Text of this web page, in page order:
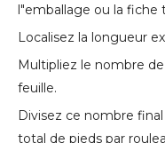
l"emballage ou la fiche
Localisez la longueur
Multipliez le nombre
feuille.
Divisez ce nombre
total de pieds par